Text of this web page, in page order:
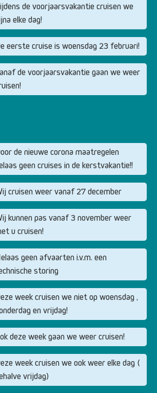
de voorjaarsvakantie cruisen we
elke dag!
eerste cruise is woensdag 23 februari!
de voorjaarsvakantie gaan we weer
de nieuwe corona maatregelen
geen cruises in de kerstvakantie!!
cruisen weer vanaf 27 december
kunnen pas vanaf 3 november weer
u cruisen!
geen afvaarten i.v.m. een
storing
week cruisen we niet op woensdag ,
en vrijdag!
deze week gaan we weer cruisen!
week cruisen we ook weer elke dag (
vrijdag)